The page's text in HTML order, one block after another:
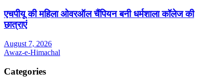
एचपीयू की महिला ओवरऑल चैंपियन बनी धर्मशाला कॉलेज की
छात्राएं
August 7, 2026
Awaz-e-Himachal
Categories